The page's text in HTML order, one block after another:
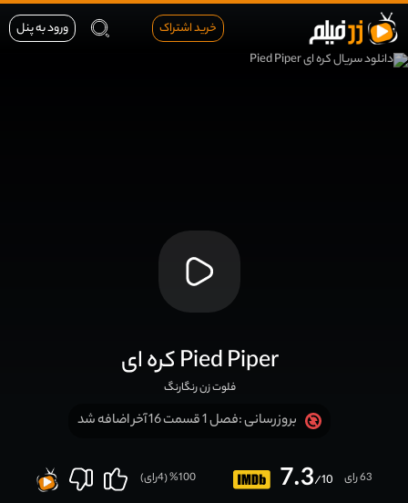
خرید اشتراک ورود به پنل
کره ای Pied Piper
فلوت زن رنگارنگ
بروزرسانی :فصل 1 قسمت 16 آخر اضافه شد
7.3/10 63 رای 100
% (
4رای)